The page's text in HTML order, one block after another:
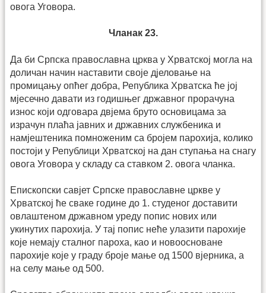
овога Уговора.
Чланак 23.
Да би Српска православна црква у Хрватској могла на
доличан начин наставити своје дјеловање на
промицању опћег добра, Република Хрватска ће јој
мјесечно давати из годишњег државног прорачуна
износ који одговара двјема бруто основицама за
израчун плаћа јавних и државних службеника и
намјештеника помноженим са бројем парохија, колико
постоји у Републици Хрват­ској на дан ступања на снагу
овога Уговора у складу са ставком 2. овога чланка.
Епископски савјет Српске православне цркве у
Хрватској ће сваке године до 1. студеног доставити
овлаштеном државном уреду попис нових или
укинутих парохија. У тај попис неће улазити парохије
које немају сталног пароха, као и новоосноване
парохије које у граду броје мање од 1500 вјерника, а
на селу мање од 500.